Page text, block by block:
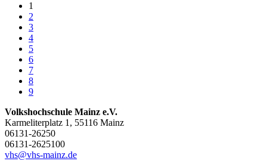
1
2
3
4
5
6
7
8
9
Volkshochschule Mainz e.V.
Karmeliterplatz 1, 55116 Mainz
06131-26250
06131-2625100
vhs@vhs-mainz.de